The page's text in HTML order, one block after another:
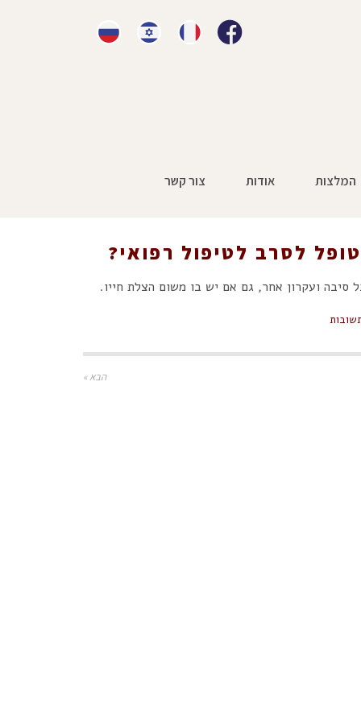
המלצות אודות צור קשר
לסרב לטיפול רפואי?
סיבה ועקרון אחר, גם אם יש בו משום הצלת חייו.
הבא »